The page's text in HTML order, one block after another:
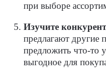
при выборе
Изучите
предлагают другие
предложить что-то
выгодное для